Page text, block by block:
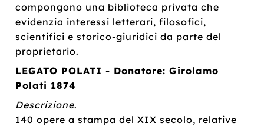
compongono una biblioteca privata che
evidenzia interessi letterari, filosofici,
scientifici e storico-giuridici da parte del
proprietario.
LEGATO POLATI - Donatore: Girolamo
Polati 1874
Descrizione.
140 opere a stampa del XIX secolo, relative